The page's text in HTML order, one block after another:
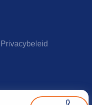
Privacybeleid